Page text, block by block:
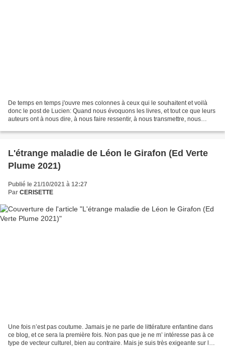
De temps en temps j'ouvre mes colonnes à ceux qui le souhaitent et voilà
donc le post de Lucien: Quand nous évoquons les livres, et tout ce que leurs
auteurs ont à nous dire, à nous faire ressentir, à nous transmettre, nous
L'étrange maladie de Léon le Girafon (Ed Verte
Plume 2021)
Publié le 21/10/2021 à 12:27
Par CERISETTE
Une fois n’est pas coutume. Jamais je ne parle de littérature enfantine dans
ce blog, et ce sera la première fois. Non pas que je ne m’ intéresse pas à ce
type de vecteur culturel, bien au contraire. Mais je suis très exigeante sur la